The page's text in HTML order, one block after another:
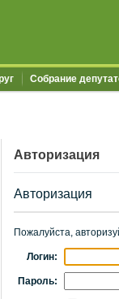
Собрание
Авторизация
Авторизация
Пожалуйста,
Логин:
Пароль: